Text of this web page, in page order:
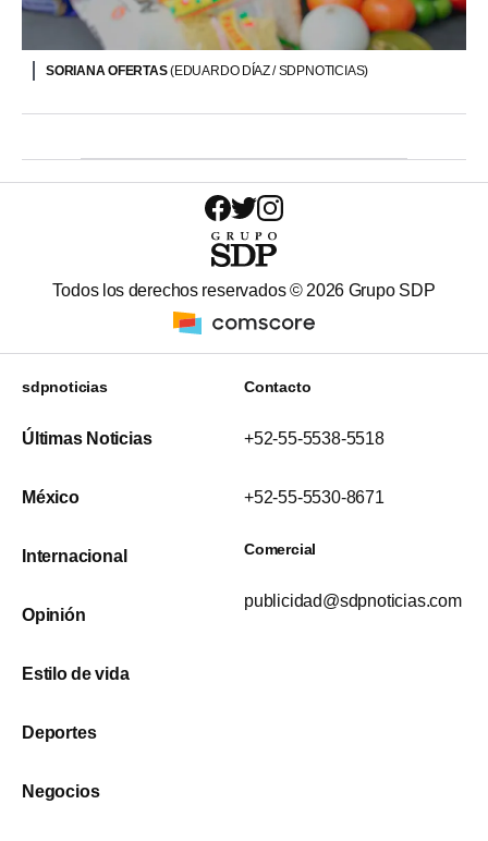
SORIANA OFERTAS(EDUARDO DÍAZ / SDPNOTICIAS)
Todos los derechos reservados © 2026 Grupo SDP
sdpnoticias
Últimas Noticias
México
Internacional
Opinión
Estilo de vida
Deportes
Negocios
Contacto
+52-55-5538-5518
+52-55-5530-8671
Comercial
publicidad@sdpnoticias.com